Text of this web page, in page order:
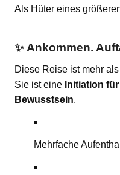
Als Hüter eines
✨ Ankommen.
Diese Reise ist mehr
Sie ist eine Initiation
Bewusstsein.
Mehrfache